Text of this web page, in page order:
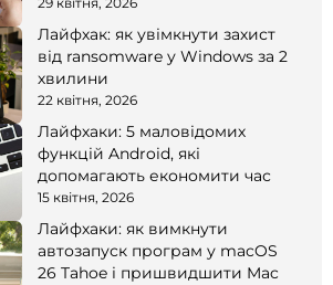
Лайфхак: як увімкнути захист
від ransomware у Windows за 2
хвилини
22 квітня, 2026
Лайфхаки: 5 маловідомих
функцій Android, які
допомагають економити час
15 квітня, 2026
Лайфхаки: як вимкнути
автозапуск програм у macOS
26 Tahoe і пришвидшити Mac